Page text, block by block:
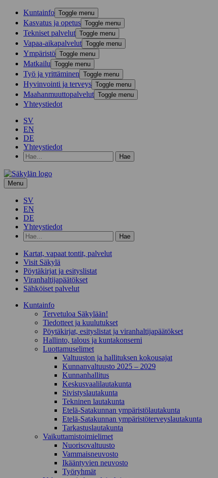
Kunta­info Toggle menu
Kasvatus ja opetus Toggle menu
Tekniset palvelut Toggle menu
Vapaa-aika­palvelut Toggle menu
Ympä­ristö Toggle menu
Mat­kailu Toggle menu
Työ ja yrittä­minen Toggle menu
Hyvinvointi ja terveys Toggle menu
Maahanmuuttopalvelut Toggle menu
Yhteystiedot
SV
EN
DE
Yhteystiedot
Hae
hakusanalla:
Menu
SV
EN
DE
Yhteystiedot
Hae
hakusanalla:
Kartat, vapaat tontit, palvelut
Visit Säkylä
Pöytäkirjat ja esityslistat
Viranhaltijapäätökset
Sähköiset palvelut
Kunta­info
Tervetuloa Säkylään!
Tiedotteet ja kuulutukset
Pöytäkirjat, esityslistat ja viranhaltijapäätökset
Hallinto, talous ja kuntakonserni
Luottamuselimet
Valtuuston ja hallituksen kokousajat
Kunnanvaltuusto 2025 – 2029
Kunnanhallitus
Keskusvaalilautakunta
Sivistyslautakunta
Tekninen lautakunta
Etelä-Satakunnan ympäristölautakunta
Etelä-Satakunnan ympäristöterveyslautakunta
Tarkastuslautakunta
Vaikuttamistoimielimet
Nuorisovaltuusto
Vammaisneuvosto
Ikääntyvien neuvosto
Työryhmät